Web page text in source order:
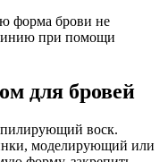
форма брови не
при помощи
для бровей
воск.
моделирующий или